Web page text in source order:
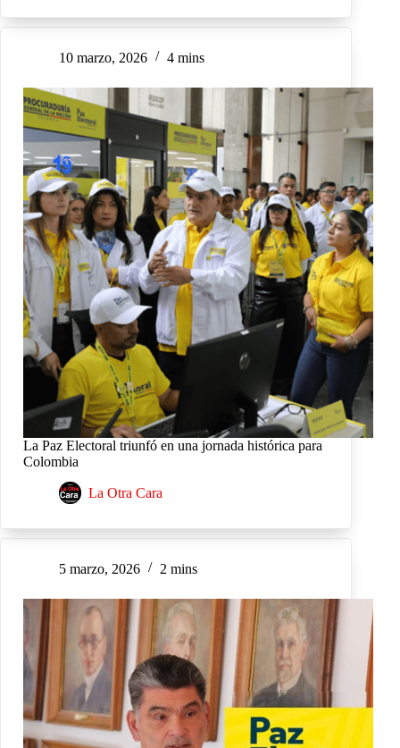
10 marzo, 2026 4 mins
La Paz Electoral triunfó en una jornada histórica para
Colombia
La Otra Cara
5 marzo, 2026 2 mins